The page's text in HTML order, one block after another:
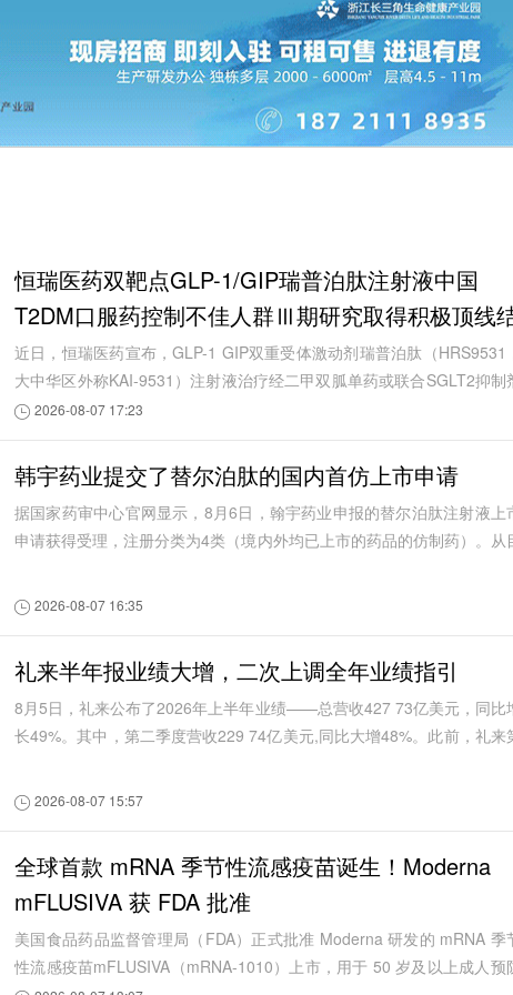
恒瑞医药双靶点GLP-1/GIP瑞普泊肽注射液中国
T2DM口服药控制不佳人群Ⅲ期研究取得积极顶线
果
近日，恒瑞医药宣布，GLP-1 GIP双重受体激动剂瑞普泊肽（HRS9531
大中华区外称KAI-9531）注射液治疗经二甲双胍单药或联合SGLT2抑制
治疗后血糖控制不佳成人2型糖尿病患者的中...
2026-08-07 17:23
韩宇药业提交了替尔泊肽的国内首仿上市申请
据国家药审中心官网显示，8月6日，翰宇药业申报的替尔泊肽注射液上
申请获得受理，注册分类为4类（境内外均已上市的药品的仿制药）。从
2026-08-07 16:35
礼来半年报业绩大增，二次上调全年业绩指引
8月5日，礼来公布了2026年上半年业绩——总营收427 73亿美元，同比
长49%。其中，第二季度营收229 74亿美元,同比大增48%。此前，礼来
2026-08-07 15:57
全球首款 mRNA 季节性流感疫苗诞生！Moderna
mFLUSIVA 获 FDA 批准
美国食品药品监督管理局（FDA）正式批准 Moderna 研发的 mRNA 季
性流感疫苗mFLUSIVA（mRNA-1010）上市，用于 50 岁及以上成人预